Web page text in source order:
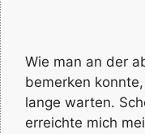
Wie man an der
bemerken
lange warten.
erreichte mich